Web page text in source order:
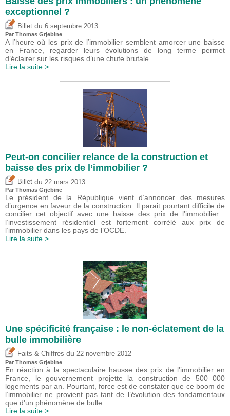
exceptionnel ?
Billet du 6 septembre 2013
Par Thomas Grjebine
A l’heure où les prix de l’immobilier semblent amorcer une baisse
en France, regarder leurs évolutions de long terme permet
d’éclairer sur les risques d’une chute brutale.
Lire la suite >
Peut-on concilier relance de la construction et
baisse des prix de l’immobilier ?
Billet du 22 mars 2013
Par Thomas Grjebine
Le président de la République vient d’annoncer des mesures
d’urgence en faveur de la construction. Il parait pourtant difficile de
concilier cet objectif avec une baisse des prix de l’immobilier :
l’investissement résidentiel est fortement corrélé aux prix de
l’immobilier dans les pays de l’OCDE.
Lire la suite >
Une spécificité française : le non-éclatement de la
bulle immobilière
Faits & Chiffres du 22 novembre 2012
Par Thomas Grjebine
En réaction à la spectaculaire hausse des prix de l'immobilier en
France, le gouvernement projette la construction de 500 000
logements par an. Pourtant, force est de constater que ce boom de
l’immobilier ne provient pas tant de l’évolution des fondamentaux
que d'un phénomène de bulle.
Lire la suite >